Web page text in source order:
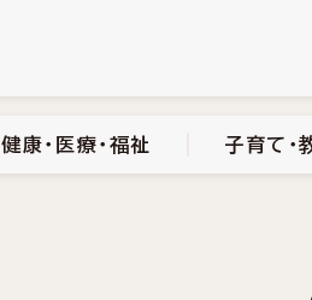
健康・医療・福祉 子育て・